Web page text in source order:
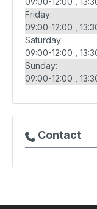
Friday:
09:00-12:00
Saturday:
09:00-12:00
Sunday:
09:00-12:00
Contact